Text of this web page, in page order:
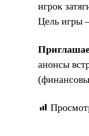
игрок
Цель игры
анонсы